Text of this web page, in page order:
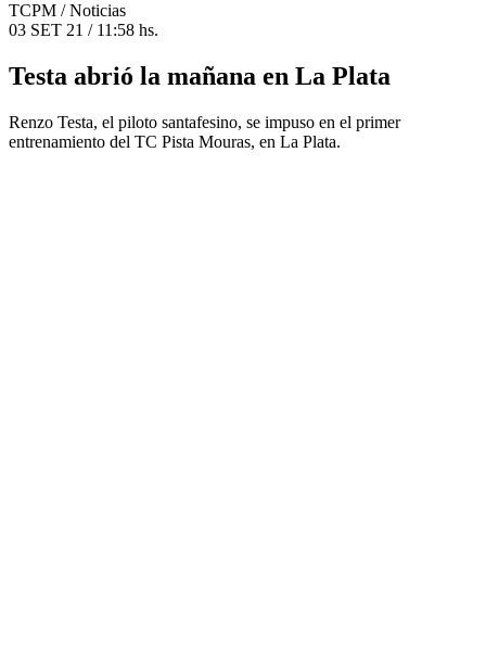
TCPM / Noticias
03 SET 21 / 11:58 hs.
Testa abrió la mañana en La Plata
Renzo Testa, el piloto santafesino, se impuso en el primer
entrenamiento del TC Pista Mouras, en La Plata.